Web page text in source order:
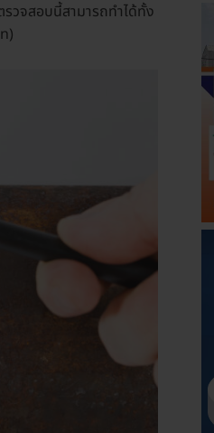
วจสอบนี้สามารถทำได้ทั้ง